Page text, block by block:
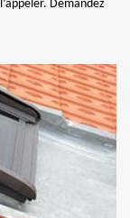
Demandez